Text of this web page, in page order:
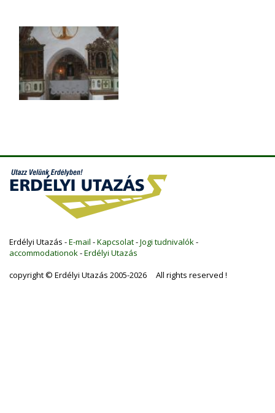
Erdélyi Utazás -E-mail -Kapcsolat-Jogi tudnivalók-
accommodationok-Erdélyi Utazás
copyright © Erdélyi Utazás 2005-2026 All rights reserved !